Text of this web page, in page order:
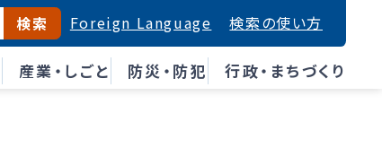
産業・しごと 防災・防犯 行政・まちづくり
検索 Foreign Language 検索の使い方